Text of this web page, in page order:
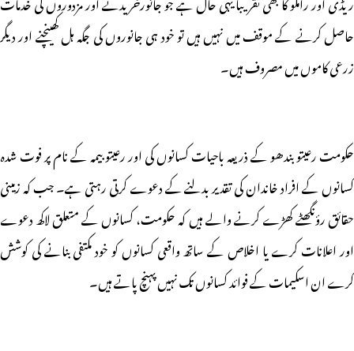
حاصل کرنے کے موقف میں نہیں ہیں تو خود ہی جانوروں کی جگہ ہل کھینچنے اور دیگر
زرعی کاموں میں مصروف ہیں۔
حکومت رعیتو بندھو کے ذریعہ باحیات کسانوں کی اور رعیتو بیمہ کے نام پر فوت شدہ
کسانوں کے افراد خاندان کی تقدیر بدلنے کے دعوے کرتی رہتی ہے۔ جب کہ زمینی
حقائق رؤنگھٹے کھڑے کرنے والے ہیں کہ حکومت، کسانوں کے متعلق لاکھ دعوے
اور اعلانات کرے یا اخلاص کے ساتھ واقعی کسانوں کو خود مکتفی بنانے کی کوشش
کرے ان اسکیمات کے فوائد کسانوں تک نہیں پہنچ پاتے ہیں۔